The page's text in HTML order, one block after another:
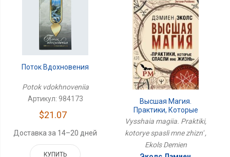
Поток Вдохновения
Potok vdokhnoveniia
Артикул: 984173
$21.07
Доставка за 14–20 дней
КУПИТЬ
Высшая Магия.
Практики, Которые
Спасли Мне Жизнь
Vysshaia magiia. Praktiki,
kotorye spasli mne zhizn' ,
Ekols Demien